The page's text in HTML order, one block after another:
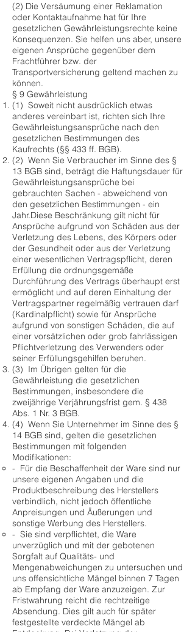
(2) Die Versäumung einer Reklamation
oder Kontaktaufnahme hat für Ihre
gesetzlichen Gewährleistungsrechte keine
Konsequenzen. Sie helfen uns aber, unsere
eigenen Ansprüche gegenüber dem
Frachtführer bzw. der
Transportversicherung geltend machen zu
können.
§ 9 Gewährleistung
(1) Soweit nicht ausdrücklich etwas
anderes vereinbart ist, richten sich Ihre
Gewährleistungsansprüche nach den
gesetzlichen Bestimmungen des
Kaufrechts (§§ 433 ff. BGB).
(2) Wenn Sie Verbraucher im Sinne des §
13 BGB sind, beträgt die Haftungsdauer für
Gewährleistungsansprüche bei
gebrauchten Sachen - abweichend von
den gesetzlichen Bestimmungen - ein
Jahr.Diese Beschränkung gilt nicht für
Ansprüche aufgrund von Schäden aus der
Verletzung des Lebens, des Körpers oder
der Gesundheit oder aus der Verletzung
einer wesentlichen Vertragspflicht, deren
Erfüllung die ordnungsgemäße
Durchführung des Vertrags überhaupt erst
ermöglicht und auf deren Einhaltung der
Vertragspartner regelmäßig vertrauen darf
(Kardinalpflicht) sowie für Ansprüche
aufgrund von sonstigen Schäden, die auf
einer vorsätzlichen oder grob fahrlässigen
Pflichtverletzung des Verwenders oder
seiner Erfüllungsgehilfen beruhen.
(3) Im Übrigen gelten für die
Gewährleistung die gesetzlichen
Bestimmungen, insbesondere die
zweijährige Verjährungsfrist gem. § 438
Abs. 1 Nr. 3 BGB.
(4) Wenn Sie Unternehmer im Sinne des §
14 BGB sind, gelten die gesetzlichen
Bestimmungen mit folgenden
Modifikationen:
- Für die Beschaffenheit der Ware sind nur
unsere eigenen Angaben und die
Produktbeschreibung des Herstellers
verbindlich, nicht jedoch öffentliche
Anpreisungen und Äußerungen und
sonstige Werbung des Herstellers.
- Sie sind verpflichtet, die Ware
unverzüglich und mit der gebotenen
Sorgfalt auf Qualitäts- und
Mengenabweichungen zu untersuchen und
uns offensichtliche Mängel binnen 7 Tagen
ab Empfang der Ware anzuzeigen. Zur
Fristwahrung reicht die rechtzeitige
Absendung. Dies gilt auch für später
festgestellte verdeckte Mängel ab